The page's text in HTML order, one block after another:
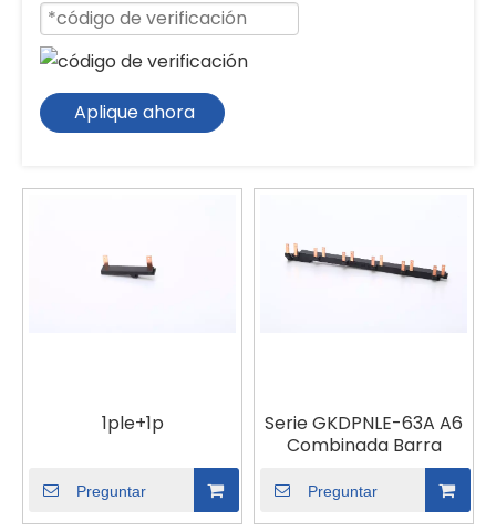
Aplique ahora
1ple+1p
Preguntar
Serie GKDPNLE-63A A6
Combinada Barra
Preguntar